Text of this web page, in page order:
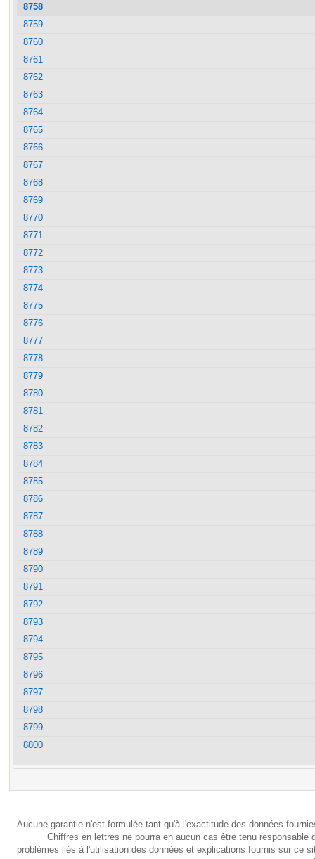
8758
8759
8760
8761
8762
8763
8764
8765
8766
8767
8768
8769
8770
8771
8772
8773
8774
8775
8776
8777
8778
8779
8780
8781
8782
8783
8784
8785
8786
8787
8788
8789
8790
8791
8792
8793
8794
8795
8796
8797
8798
8799
8800
Aucune garantie n'est formulée tant qu'à l'exactitude des données
Chiffres en lettres ne pourra en aucun cas être tenu responsable
problèmes liés à l'utilisation des données et explications fournis sur ce